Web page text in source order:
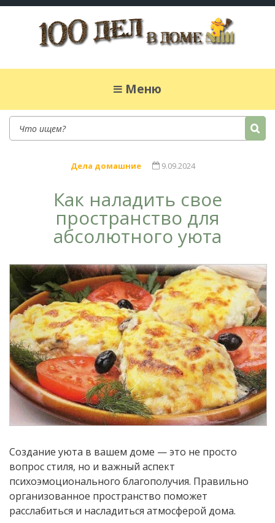
простые рецепты.Меню
Дела домашние 9.09.2024
Как наладить свое
пространство для
абсолютного уюта
Создание уюта в вашем доме — это не просто
вопрос стиля, но и важный аспект
психоэмоционального благополучия. Правильно
организованное пространство поможет
расслабиться и насладиться атмосферой дома.